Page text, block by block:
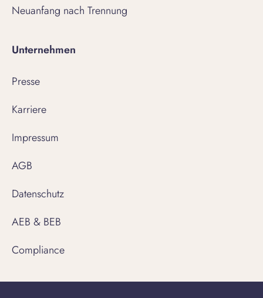
Neuanfang nach Trennung
Unternehmen
Presse
Karriere
Impressum
AGB
Datenschutz
AEB & BEB
Compliance